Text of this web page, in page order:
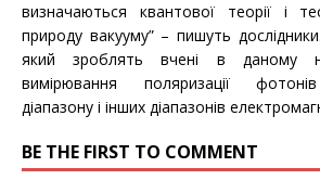
визначаються квантової теорії і
природу вакууму” – пишуть
який зроблять вчені в даному
вимірювання поляризації фотонів
діапазону і інших діапазонів
BE THE FIRST TO COMMENT